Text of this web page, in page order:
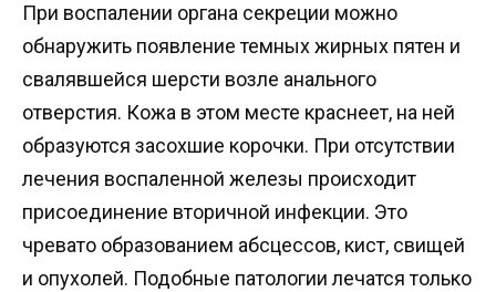
При воспалении органа секреции можно
обнаружить появление темных жирных пятен и
свалявшейся шерсти возле анального
отверстия. Кожа в этом месте краснеет, на ней
образуются засохшие корочки. При отсутствии
лечения воспаленной железы происходит
присоединение вторичной инфекции. Это
чревато образованием абсцессов, кист, свищей
и опухолей. Подобные патологии лечатся только